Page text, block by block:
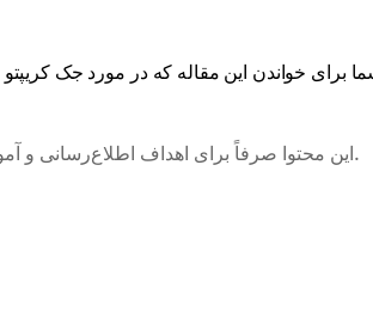
برای خواندن این مقاله که در مورد جک کریپتو
این محتوا صرفاً برای اهداف اطلاع‌رسانی و آموزشی تهیه شده است و به‌عنوان مشاوره مالی، سرمایه‌گذاری یا حقوقی تلقی نمی‌شود.